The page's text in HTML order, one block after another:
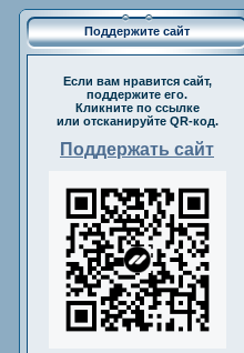
Поддержите сайт
Если вам нравится сайт,
поддержите его.
Кликните по ссылке
или отсканируйте QR-код.
Поддержать сайт